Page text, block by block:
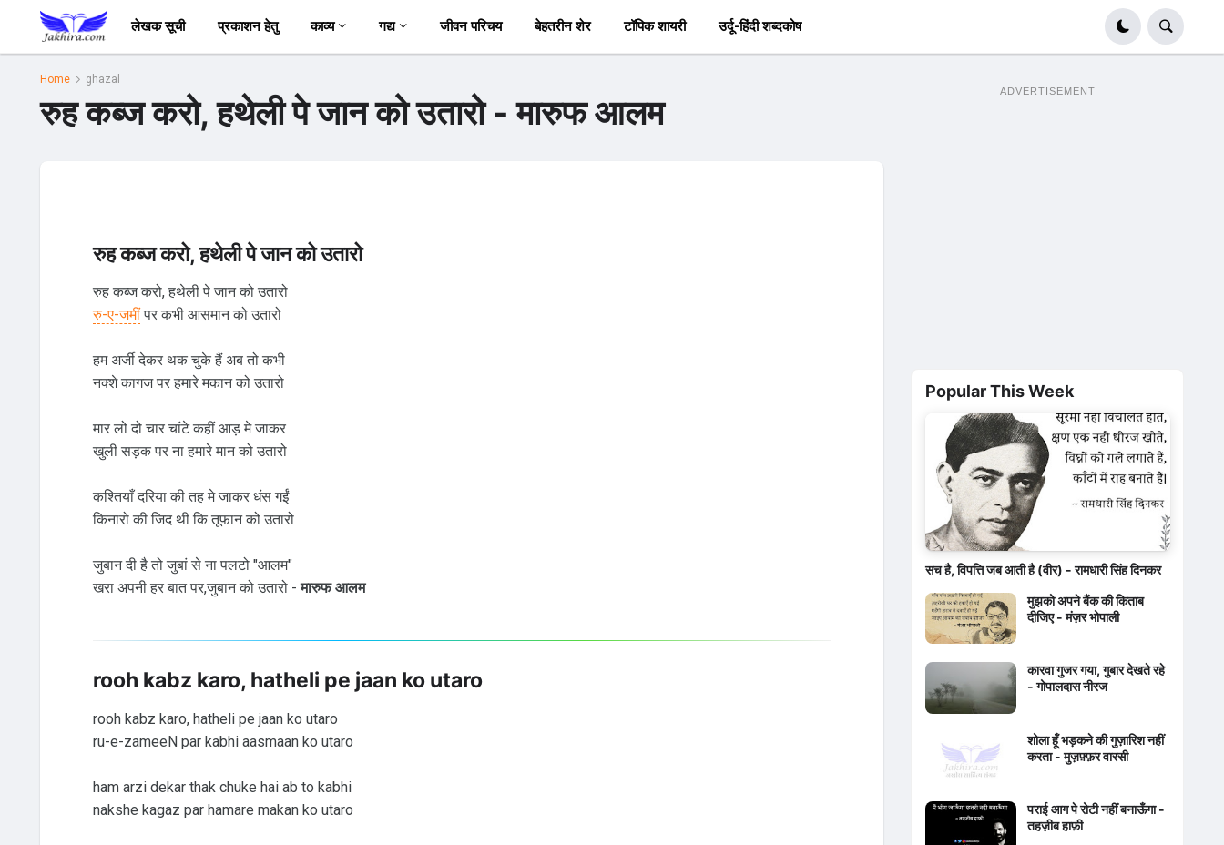
लेखक सूची प्रकाशन हेतु काव्य गद्य जीवन परिचय बेहतरीन शेर टॉपिक शायरी उर्दू-हिंदी शब्दकोष
Home ghazal
रुह कब्ज करो, हथेली पे जान को उतारो - मारुफ आलम
रुह कब्ज करो, हथेली पे जान को उतारो
रुह कब्ज करो, हथेली पे जान को उतारो
रु-ए-जमींपर कभी आसमान को उतारो
हम अर्जी देकर थक चुके हैं अब तो कभी
नक्शे कागज पर हमारे मकान को उतारो
मार लो दो चार चांटे कहीं आड़ मे जाकर
खुली सड़क पर ना हमारे मान को उतारो
कश्तियाँ दरिया की तह मे जाकर धंस गईं
किनारो की जिद थी कि तूफान को उतारो
जुबान दी है तो जुबां से ना पलटो "आलम"
खरा अपनी हर बात पर,जुबान को उतारो -मारुफ आलम
rooh kabz karo, hatheli pe jaan ko utaro
rooh kabz karo, hatheli pe jaan ko utaro
ru-e-zameeN par kabhi aasmaan ko utaro
ham arzi dekar thak chuke hai ab to kabhi
nakshe kagaz par hamare makan ko utaro
ADVERTISEMENT
Popular This Week
सच है, विपत्ति जब आती है (वीर) - रामधारी सिंह दिनकर
मुझको अपने बैंक की किताब
दीजिए - मंज़र भोपाली
कारवा गुजर गया, गुबार देखते रहे
- गोपालदास नीरज
शोला हूँ भड़कने की गुज़ारिश नहीं
करता - मुज़फ़्फ़र वारसी
पराई आग पे रोटी नहीं बनाऊँगा -
तहज़ीब हाफ़ी